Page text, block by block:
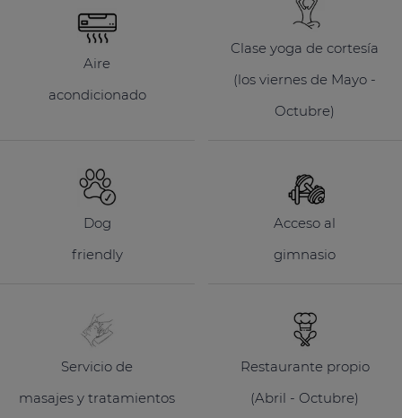
Aire
acondicionado
Clase yoga de cortesía
(los viernes de Mayo -
Octubre)
Dog
friendly
Acceso al
gimnasio
Servicio de
masajes y tratamientos
Restaurante propio
(Abril - Octubre)